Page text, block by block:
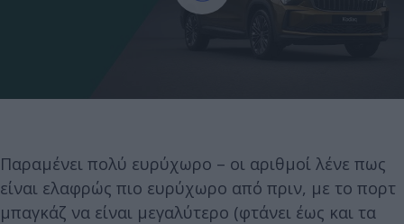
Παραμένει πολύ ευρύχωρο – οι αριθμοί λένε πως
είναι ελαφρώς πιο ευρύχωρο από πριν, με το πορτ
μπαγκάζ να είναι μεγαλύτερο (φτάνει έως και τα